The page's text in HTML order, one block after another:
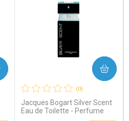
Comprar sem Desconto
Por R$ 172,25/cada
Comprar sem Desconto
Por R$ 172,25/cada
(0)
Jacques Bogart Silver Scent
Eau de Toilette - Perfume
COMPRAR